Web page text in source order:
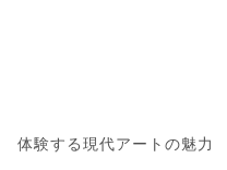
体験する現代アートの魅力